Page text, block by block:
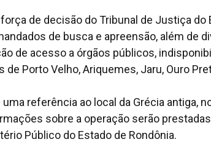
de decisão do Tribunal de Justiça do
de busca e apreensão, além de
de acesso a órgãos públicos,
Porto Velho, Ariquemes, Jaru, Ouro
referência ao local da Grécia antiga,
sobre a operação serão
Público do Estado de Rondônia.